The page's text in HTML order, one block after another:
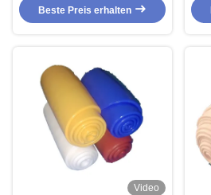
ölbeständig
Beste Preis erhalten
Video